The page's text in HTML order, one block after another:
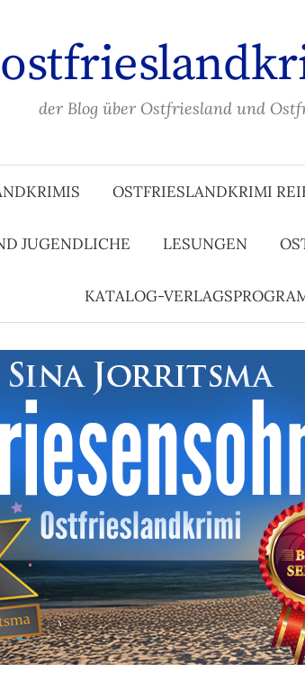
der Blog über Ostfriesland und
OSTFRIESLANDKRIMI
JUGENDLICHE LESUNGEN
KATALOG-